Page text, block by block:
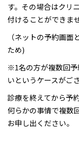
す。その場合はクリ
付けることができま
（ネットの予約画
ため)
※1名の方が複数回
いというケースがご
診療を終えてから予
何らかの事情で複数
お申し出ください。